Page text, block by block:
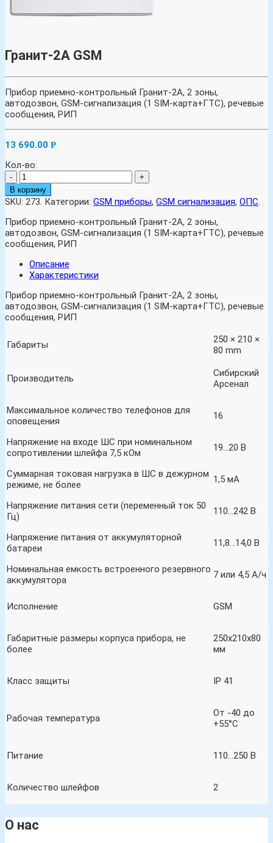
Гранит-2А GSM
Прибор приемно-контрольный Гранит-2А, 2 зоны,
автодозвон, GSM-сигнализация (1 SIM-карта+ГТС), речевые
сообщения, РИП
13 690.00 Р
Кол-во:
-
+
В корзину
SKU: 273. Категории: GSM приборы, GSM сигнализация, ОПС.
Прибор приемно-контрольный Гранит-2А, 2 зоны,
автодозвон, GSM-сигнализация (1 SIM-карта+ГТС), речевые
сообщения, РИП
Описание
Характеристики
Прибор приемно-контрольный Гранит-2А, 2 зоны,
автодозвон, GSM-сигнализация (1 SIM-карта+ГТС), речевые
сообщения, РИП
Габариты
250 × 210 ×
80 mm
Производитель
Сибирский
Арсенал
Максимальное количество телефонов для
оповещения
16
Напряжение на входе ШС при номинальном
сопротивлении шлейфа 7,5 кОм
19…20 В
Суммарная токовая нагрузка в ШС в дежурном
режиме, не более
1,5 мА
Напряжение питания сети (переменный ток 50
Гц)
110…242 В
Напряжение питания от аккумуляторной
батареи
11,8…14,0 В
Номинальная емкость встроенного резервного
аккумулятора
7 или 4,5 А/ч
Исполнение GSM
Габаритные размеры корпуса прибора, не
более
250x210x80
мм
Класс защиты IP 41
Рабочая температура
От -40 до
+55°С
Питание 110…250 В
Количество шлейфов 2
О нас